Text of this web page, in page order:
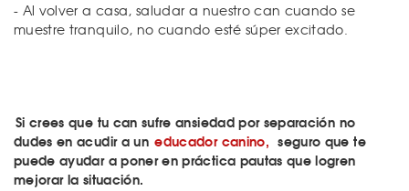
- Al volver a casa, saludar a nuestro can cuando se
muestre tranquilo, no cuando esté súper excitado.
Si crees que tu can sufre ansiedad por separación no
dudes en acudir a un educador canino, seguro que te
puede ayudar a poner en práctica pautas que logren
mejorar la situación.